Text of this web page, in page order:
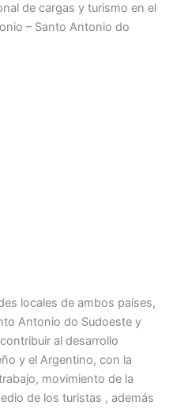
de cargas y turismo en el
– Santo Antonio do
locales de ambos países,
Antonio do Sudoeste y
al desarrollo
y el Argentino, con la
movimiento de la
de los turistas , además